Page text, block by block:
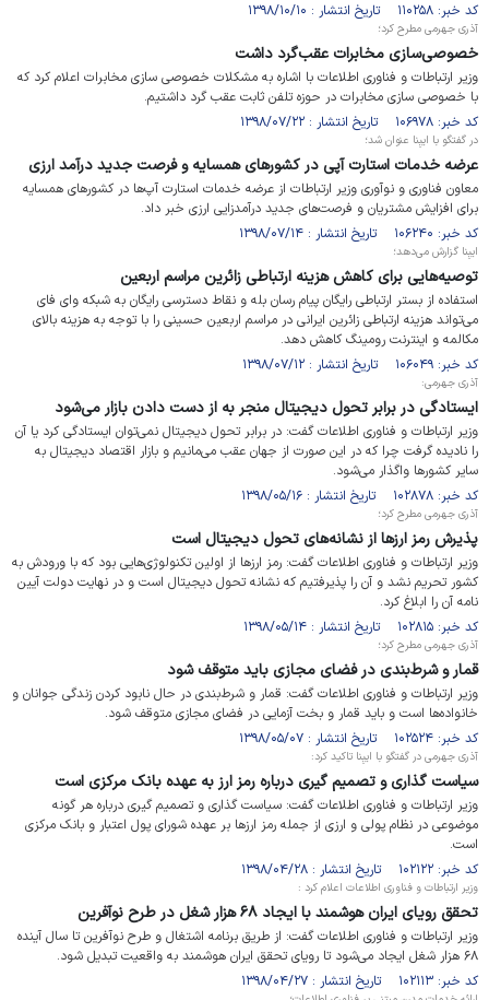
کد خبر: ۱۱۰۲۵۸ تاریخ انتشار : ۱۳۹۸/۱۰/۱۰
آذری جهرمی مطرح کرد؛
خصوصی‌سازی مخابرات عقب‌گرد داشت
وزیر ارتباطات و فناوری اطلاعات با اشاره به مشکلات خصوصی سازی مخابرات اعلام کرد که
با خصوصی سازی مخابرات در حوزه تلفن ثابت عقب گرد داشتیم.
کد خبر: ۱۰۶۹۷۸ تاریخ انتشار : ۱۳۹۸/۰۷/۲۲
در گفتگو با ایبِنا عنوان شد؛
عرضه خدمات استارت آپی در کشورهای همسایه و فرصت جدید درآمد ارزی
معاون فناوری و نوآوری وزیر ارتباطات از عرضه خدمات استارت آپ‌ها در کشورهای همسایه
برای افزایش مشتریان و فرصت‌های جدید درآمدزایی ارزی خبر داد.
کد خبر: ۱۰۶۲۴۰ تاریخ انتشار : ۱۳۹۸/۰۷/۱۴
ایبِنا گزارش می‌دهد؛
توصیه‌هایی برای کاهش هزینه ارتباطی زائرین مراسم اربعین
استفاده از بستر ارتباطی رایگان پیام رسان بله و نقاط دسترسی رایگان به شبکه وای فای
می‌تواند هزینه ارتباطی زائرین ایرانی در مراسم اربعین حسینی را با توجه به هزینه بالای
مکالمه و اینترنت رومینگ کاهش دهد.
کد خبر: ۱۰۶۰۴۹ تاریخ انتشار : ۱۳۹۸/۰۷/۱۲
آذری جهرمی:
ایستادگی در برابر تحول دیجیتال منجر به از دست دادن بازار می‌شود
وزیر ارتباطات و فناوری اطلاعات گفت: در برابر تحول دیجیتال نمی‌توان ایستادگی کرد یا آن
را نادیده گرفت چرا که در این صورت از جهان عقب می‌مانیم و بازار اقتصاد دیجیتال به
سایر کشورها واگذار می‌شود.
کد خبر: ۱۰۲۸۷۸ تاریخ انتشار : ۱۳۹۸/۰۵/۱۶
آذری جهرمی مطرح کرد؛
پذیرش رمز ارزها از نشانه‌های تحول دیجیتال است
وزیر ارتباطات و فناوری اطلاعات گفت: رمز ارزها از اولین تکنولوژی‌هایی بود که با ورودش به
کشور تحریم نشد و آن را پذیرفتیم که نشانه تحول دیجیتال است و در نهایت دولت آیین
نامه آن را ابلاغ کرد.
کد خبر: ۱۰۲۸۱۵ تاریخ انتشار : ۱۳۹۸/۰۵/۱۴
آذری جهرمی مطرح کرد؛
قمار و شرط‌بندی در فضای مجازی باید متوقف شود
وزیر ارتباطات و فناوری اطلاعات گفت: قمار و شرط‌بندی در حال نابود کردن زندگی جوانان و
خانواده‌ها است و باید قمار و بخت آزمایی در فضای مجازی متوقف شود.
کد خبر: ۱۰۲۵۲۴ تاریخ انتشار : ۱۳۹۸/۰۵/۰۷
آذری جهرمی در گفتگو با ایبِنا تاکید کرد:
سیاست گذاری و تصمیم گیری درباره رمز ارز به عهده بانک مرکزی است
وزیر ارتباطات و فناوری اطلاعات گفت: سیاست گذاری و تصمیم گیری درباره هر گونه
موضوعی در نظام پولی و ارزی از جمله رمز ارزها بر عهده شورای پول اعتبار و بانک مرکزی
است.
کد خبر: ۱۰۲۱۲۲ تاریخ انتشار : ۱۳۹۸/۰۴/۲۸
وزیر ارتباطات ‌و فناوری اطلاعات اعلام کرد :
تحقق رویای ایران هوشمند با ایجاد ۶۸ هزار شغل در طرح نوآفرین
وزیر ارتباطات ‌و فناوری اطلاعات گفت: از طریق برنامه اشتغال و طرح نوآفرین تا سال آینده
۶۸ هزار شغل ایجاد می‌شود تا رویای تحقق ایران هوشمند به واقعیت تبدیل شود.
کد خبر: ۱۰۲۱۱۳ تاریخ انتشار : ۱۳۹۸/۰۴/۲۷